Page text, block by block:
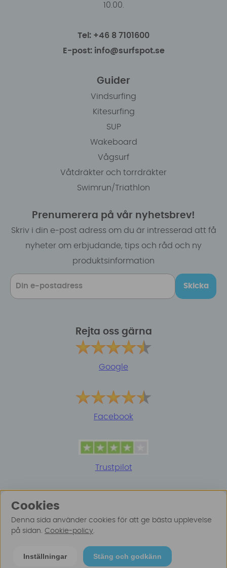
10.00.
Tel: +46 8 7101600
E-post: info@surfspot.se
Guider
Vindsurfing
Kitesurfing
SUP
Wakeboard
Vågsurf
Våtdräkter och torrdräkter
Swimrun/Triathlon
Prenumerera på vår nyhetsbrev!
Skriv i din e-post adress om du är intresserad att få
nyheter om erbjudande, tips och råd och ny
produktsinformation
Skicka
Rejta oss gärna
Google
Facebook
Trustpilot
mer här
Cookies
Denna sida använder cookies för att ge bästa upplevelse
på sidan. Cookie-policy.
Inställningar Stäng och godkänn